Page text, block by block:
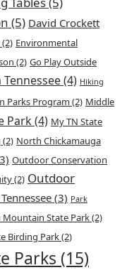
(5) David Crockett
(2) Environmental
(2) Go Play Outside
(4) Hiking
Parks Program (2) Middle
Park(4) My TN State
(2) North Chickamauga
Outdoor Conservation
(2) Outdoor
(3) Park
Mountain State Park(2)
Birding Park(2)
Parks (15)